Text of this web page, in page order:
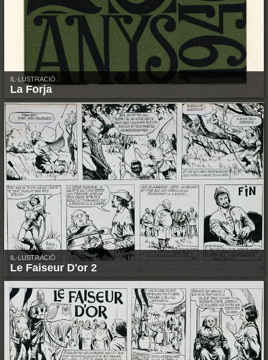
IL·LUSTRACIÓ
La Forja
IL·LUSTRACIÓ
Le Faiseur D'or 2